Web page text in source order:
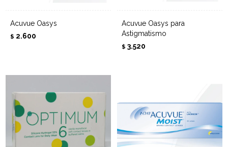
Acuvue Oasys
$ 2.600
Acuvue Oasys para
Astigmatismo
$ 3.520